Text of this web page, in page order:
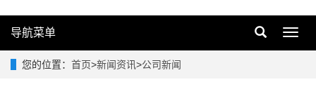
导航菜单
您的位置： 首页>新闻资讯>公司新闻